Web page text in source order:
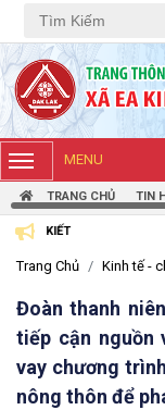
MENU
TRANG CHỦ TIN
Trang Chủ Kinh tế -
Đoàn thanh
tiếp cận nguồn
vay chương
nông thôn để